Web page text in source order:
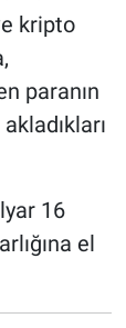
kripto
paranın
16
el